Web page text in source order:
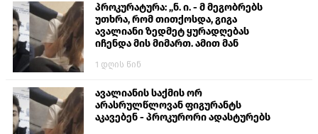
პროკურატურა: „ნ. ი. - მ მეგობრებს
უთხრა, რომ თითქოსდა, გიგა
ავალიანი ზედმეტ ყურადღებას
იჩენდა მის მიმართ. ამით მან
თავს დასხმოდა გიგა ავალიანს“
1 დღის წინ
ავალიანის საქმის ორ
არასრულწლოვან ფიგურანტს
აკავებენ - პროკურორი ადასტურებს